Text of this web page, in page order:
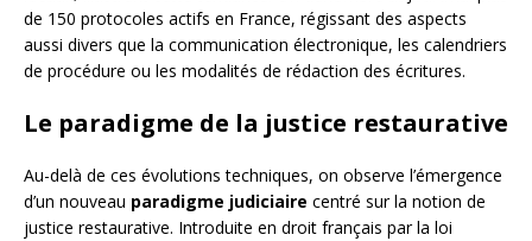
de 150 protocoles actifs en France, régissant des aspects
aussi divers que la communication électronique, les calendriers
de procédure ou les modalités de rédaction des écritures.
Le paradigme de la justice restaurative
Au-delà de ces évolutions techniques, on observe l’émergence
d’un nouveau paradigme judiciaire centré sur la notion de
justice restaurative. Introduite en droit français par la loi